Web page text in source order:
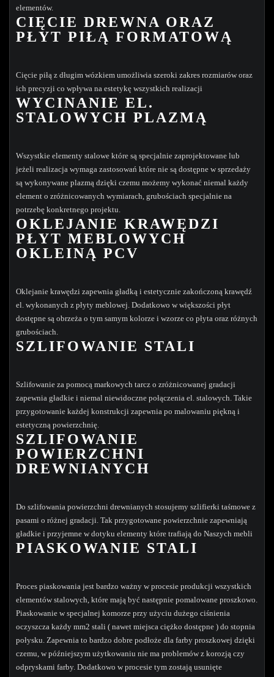
elementów.
CIĘCIE DREWNA ORAZ
PŁYT PIŁĄ FORMATOWĄ
Cięcie piłą z długim wózkiem umożliwia szeroki zakres rozmiarów oraz
ich precyzji co wpływa na estetykę wszystkich realizacji
WYCINANIE EL.
STALOWYCH PLAZMĄ
Wszystkie elementy stalowe które są specjalnie zaprojektowane lub
jeżeli realizacja wymaga zastosowań które nie są dostępne w sprzedaży
są wykonywane plazmą dzięki czemu możemy wykonać niemal każdy
element o zróżnicowanych wymiarach, grubościach specjalnie na
potrzebę konkretnego projektu.
OKLEJANIE KRAWĘDZI
PŁYT MEBLOWYCH
OKLEINĄ PCV
Oklejanie krawędzi zapewnia gładką i estetycznie zakończoną krawędź
el. wykonanych z płyty meblowej. Dodatkowo w większości płyt
dostępne są obrzeża o tym samym kolorze i wzorze co płyta oraz różnych
grubościach.
SZLIFOWANIE STALI
Szlifowanie za pomocą markowych tarcz o zróżnicowanej gradacji
zapewnia gładkie i niemal niewidoczne połączenia el. stalowych. Takie
przygotowanie każdej konstrukcji zapewnia po malowaniu piękną i
estetyczną powierzchnię.
SZLIFOWANIE
POWIERZCHNI
DREWNIANYCH
Do szlifowania powierzchni drewnianych stosujemy szlifierki taśmowe z
pasami o różnej gradacji. Tak przygotowane powierzchnie zapewniają
gładkie i przyjemne w dotyku elementy które trafiają do Naszych mebli
PIASKOWANIE STALI
Proces piaskowania jest bardzo ważny w procesie produkcji wszystkich
elementów stalowych, które mają być następnie pomalowane proszkowo.
Piaskowanie w specjalnej komorze przy użyciu dużego ciśnienia
oczyszcza każdy mm2 stali ( nawet miejsca ciężko dostępne ) do stopnia
połysku. Zapewnia to bardzo dobre podłoże dla farby proszkowej dzięki
czemu, w późniejszym użytkowaniu nie ma problemów z korozją czy
odpryskami farby. Dodatkowo w procesie tym zostają usunięte